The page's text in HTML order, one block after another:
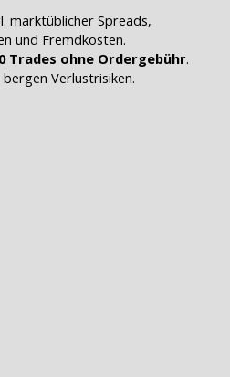
marktüblicher Spreads,
und Fremdkosten.
Trades ohne Ordergebühr.
Verlustrisiken.